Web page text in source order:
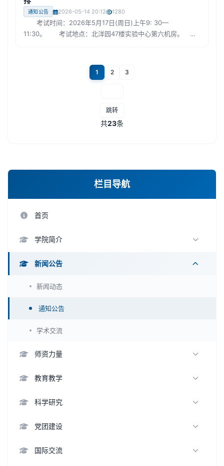
栏目导航
首页
学院简介
学院概况
领导班子
组织架构
历史沿革
新闻公告
新闻动态
通知公告
学术交流
师资力量
教师名录
杰出人才
教育教学
本科生教育
研究生教育
科学研究
科研方向
科研机构
党团建设
支部活动
国际交流
通知公告 2026-05-14 20:12 1280
考试时间：2026年5月17日(周日)上午9: 30—
11:30。 考试地点：北洋园47楼实验中心第六机房。
话：87401819 李老师 计算机科学与技术学院 2026年
1 2 3
跳转
共23条